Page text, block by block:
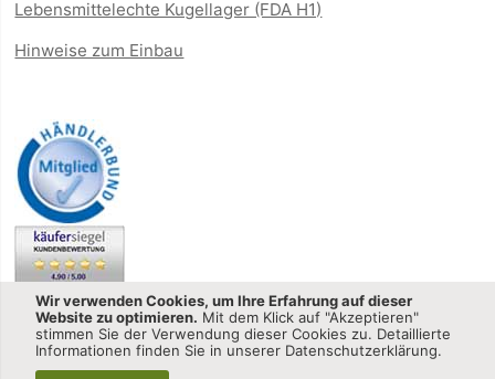
Wir verwenden Cookies, um Ihre Erfahrung auf dieser
Website zu optimieren. Mit dem Klick auf "Akzeptieren"
stimmen Sie der Verwendung dieser Cookies zu. Detaillierte
Informationen finden Sie in unserer Datenschutzerklärung.
Lebensmittelechte Kugellager (FDA H1)
Hinweise zum Einbau